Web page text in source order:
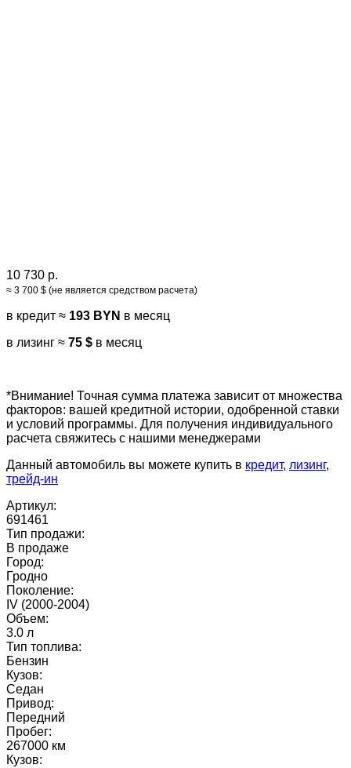
10 730 р.
≈ 3 700 $ (не является средством расчета)
в кредит ≈ 193 BYN в месяц
в лизинг ≈ 75 $ в месяц
*Внимание! Точная сумма платежа зависит от множества
факторов: вашей кредитной истории, одобренной ставки
и условий программы. Для получения индивидуального
расчета свяжитесь с нашими менеджерами
Данный автомобиль вы можете купить в кредит, лизинг,
трейд-ин
Артикул:
691461
Тип продажи:
В продаже
Город:
Гродно
Поколение:
IV (2000-2004)
Объем:
3.0 л
Тип топлива:
Бензин
Кузов:
Седан
Привод:
Передний
Пробег:
267000 км
Кузов: